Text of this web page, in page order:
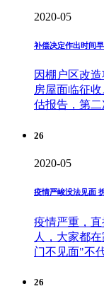
2020-05
补偿决定作出时间
因棚户区改
房屋面临征
估报告，第
26
2020-05
疫情严峻没法见面
疫情严重，
人，大家都
门不见面"不
26